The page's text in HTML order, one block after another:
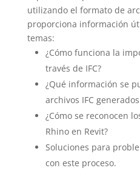
utilizando el formato de
proporciona información
temas:
¿Cómo funciona la
través de IFC?
¿Qué información se
archivos IFC
¿Cómo se reconocen
Rhino en Revit?
Soluciones para
con este proceso.